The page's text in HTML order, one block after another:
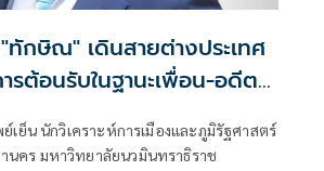
ทักษิณ" เดินสายต่างประเทศ
รต้อนรับในฐานะเพื่อน-อดีต
ชิงอำนาจ เชื่อรัฐบาลไม่ติดใจ
ารอยู่ที่รัฐบาล
เย็น นักวิเคราะห์การเมืองและภูมิรัฐศาสตร์
คร มหาวิทยาลัยนวมินทราธิราช